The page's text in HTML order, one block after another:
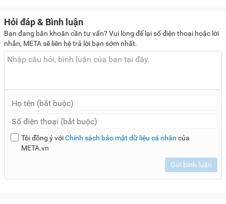
Hỏi đáp & Bình luận
Bạn đang băn khoăn cần tư vấn? Vui lòng để lại số điện thoại hoặc lời
nhắn, META sẽ liên hệ trả lời bạn sớm nhất.
Tôi đồng ý vớiChính sách bảo mật dữ liệu cá nhân của
META.vn
Gửi bình luận